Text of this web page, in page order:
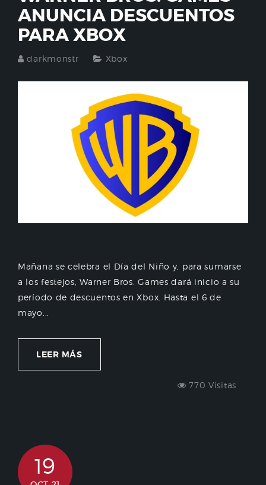
ANUNCIA DESCUENTOS
PARA XBOX
darkmonstr Xbox
Mañana se celebra el Día del Niño y, para sumarse
a los festejos, Warner Bros. Games dará inicio a su
período de descuentos en Xbox. Hasta el 6 de
mayo...
LEER MÁS
770 Visitas
19